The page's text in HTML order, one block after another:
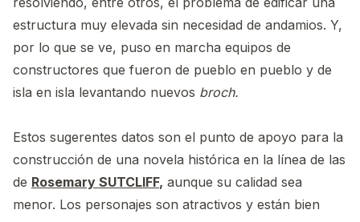
estructura muy elevada sin necesidad de andamios. Y,
por lo que se ve, puso en marcha equipos de
constructores que fueron de pueblo en pueblo y de
isla en isla levantando nuevos broch.
Estos sugerentes datos son el punto de apoyo para la
construcción de una novela histórica en la línea de las
de Rosemary SUTCLIFF, aunque su calidad sea
menor. Los personajes son atractivos y están bien